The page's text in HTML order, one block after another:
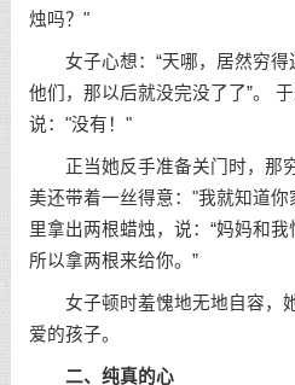
烛吗？"
女子心想：“天哪，居然穷得
他们，那以后就没完没了了”。
说："没有！"
正当她反手准备关门时，那
美还带着一丝得意："我就知道
里拿出两根蜡烛，说：“妈妈和我
所以拿两根来给你。”
女子顿时羞愧地无地自容，她
爱的孩子。
二、纯真的心